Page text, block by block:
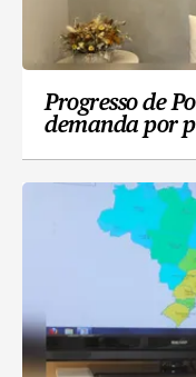
Progresso de
demanda por